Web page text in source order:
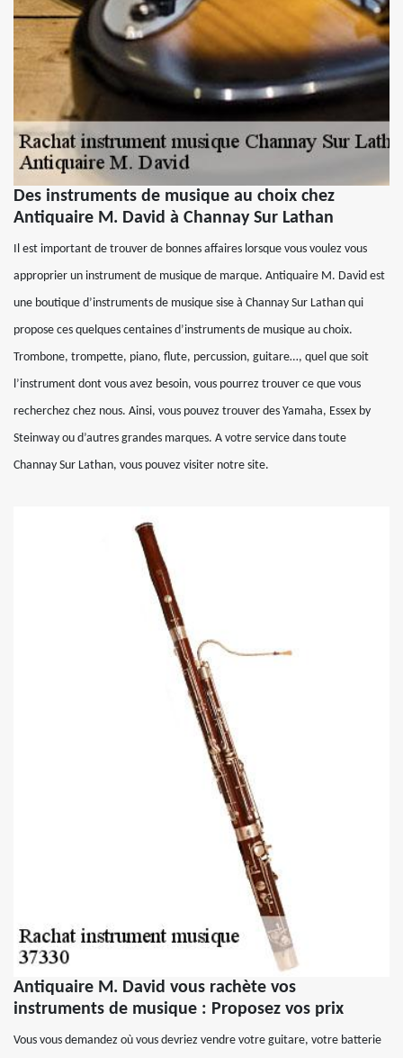
Des instruments de musique au choix chez
Antiquaire M. David à Channay Sur Lathan
Il est important de trouver de bonnes affaires lorsque vous voulez vous
approprier un instrument de musique de marque. Antiquaire M. David est
une boutique d’instruments de musique sise à Channay Sur Lathan qui
propose ces quelques centaines d’instruments de musique au choix.
Trombone, trompette, piano, flute, percussion, guitare…, quel que soit
l’instrument dont vous avez besoin, vous pourrez trouver ce que vous
recherchez chez nous. Ainsi, vous pouvez trouver des Yamaha, Essex by
Steinway ou d’autres grandes marques. A votre service dans toute
Channay Sur Lathan, vous pouvez visiter notre site.
Antiquaire M. David vous rachète vos
instruments de musique : Proposez vos prix
Vous vous demandez où vous devriez vendre votre guitare, votre batterie